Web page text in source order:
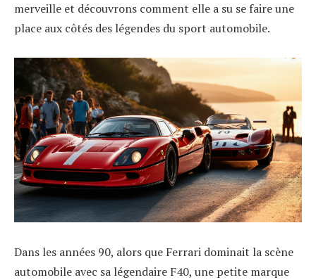
merveille et découvrons comment elle a su se faire une
place aux côtés des légendes du sport automobile.
Dans les années 90, alors que Ferrari dominait la scène
automobile avec sa légendaire F40, une petite marque